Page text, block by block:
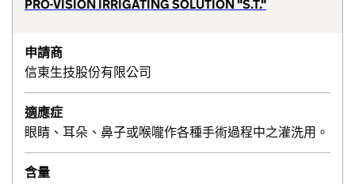
PRO-VISION IRRIGATING SOLUTION "S.T."
申請商
信東生技股份有限公司
適應症
眼睛、耳朵、鼻子或喉嚨作各種手術過程中之灌洗用。
含量